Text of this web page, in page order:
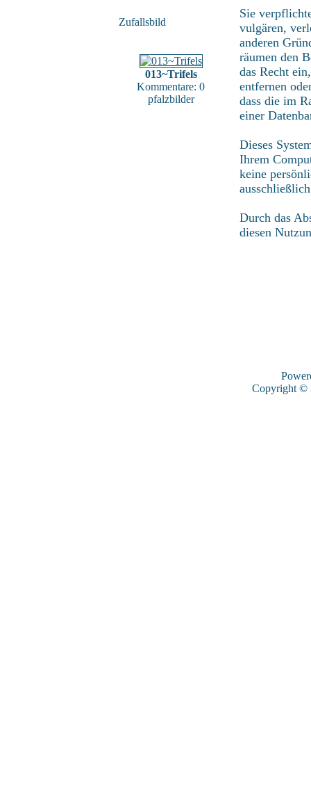
Zufallsbild
013~Trifels
Kommentare: 0
pfalzbilder
Sie
vulgären,
anderen
räumen den
das Recht
entfernen
dass die im
einer
Dieses
Ihrem
keine
Durch das
diesen
Copyright ©